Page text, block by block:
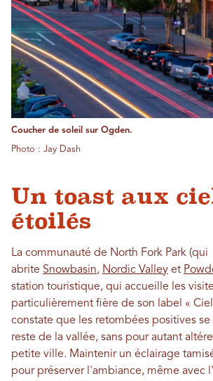
Coucher de soleil sur Ogden.
Photo : Jay Dash
Un toast aux
étoilés
La communauté de North Fork Park (qui
abrite Snowbasin, Nordic Valley et
station touristique, qui accueille les
particulièrement fière de son label «
constate que les retombées positives
reste de la vallée, sans pour autant
petite ville. Maintenir un éclairage
pour préserver l'ambiance, même avec